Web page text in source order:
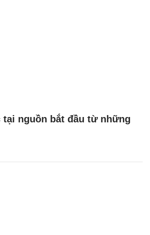
tại nguồn bắt đầu từ những